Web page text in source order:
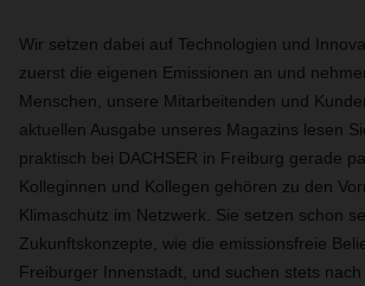
Wir setzen dabei auf Technologien und
zuerst die eigenen Emissionen an und
Menschen, unsere Mitarbeitenden und
aktuellen Ausgabe unseres Magazins lesen
praktisch bei DACHSER in Freiburg gerade
Kolleginnen und Kollegen gehören zu den
Klimaschutz im Netzwerk. Sie setzen schon
Zukunftskonzepte, wie die emissionsfreie
Freiburger Innenstadt, und suchen stets